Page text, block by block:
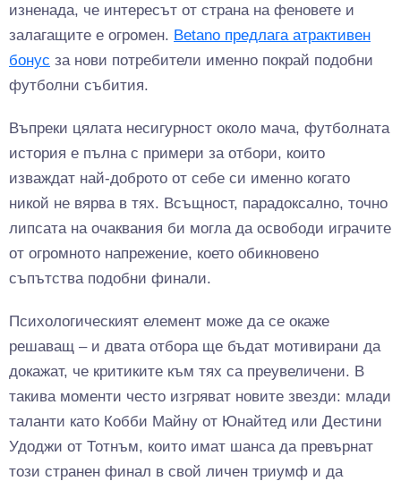
изненада, че интересът от страна на феновете и
залагащите е огромен. Betano предлага атрактивен
бонус за нови потребители именно покрай подобни
футболни събития.
Въпреки цялата несигурност около мача, футболната
история е пълна с примери за отбори, които
изваждат най-доброто от себе си именно когато
никой не вярва в тях. Всъщност, парадоксално, точно
липсата на очаквания би могла да освободи играчите
от огромното напрежение, което обикновено
съпътства подобни финали.
Психологическият елемент може да се окаже
решаващ – и двата отбора ще бъдат мотивирани да
докажат, че критиките към тях са преувеличени. В
такива моменти често изгряват новите звезди: млади
таланти като Кобби Майну от Юнайтед или Дестини
Удоджи от Тотнъм, които имат шанса да превърнат
този странен финал в свой личен триумф и да